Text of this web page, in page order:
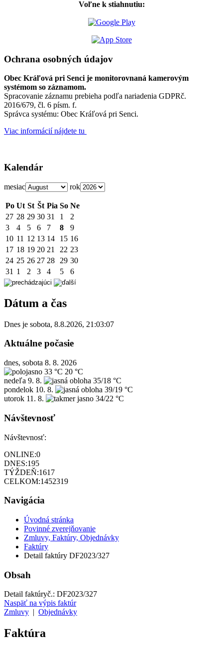
Voľne k stiahnutiu:
Ochrana osobných údajov
Obec Kráľová pri Senci je monitorovnaná kamerovým
systémom so záznamom.
Spracovanie záznamu prebieha podľa nariadenia GDPRč.
2016/679, čl. 6 písm. f.
Správca systému: Obec Kráľová pri Senci.
Viac informácií nájdete tu
Kalendár
mesiac rok
Po Ut St Št Pia So Ne
27 28 29 30 31 1
2
3
4 5 6 7 8
9
10 11 12 13 14 15 16
17 18 19 20 21 22 23
24 25 26 27 28 29 30
31 1 2 3 4 5 6
Dátum a čas
Dnes je sobota, 8.8.2026, 21:03:07
Aktuálne počasie
dnes, sobota 8. 8. 2026
33 °C 20 °C
nedeľa 9. 8.
35/18 °C
pondelok 10. 8.
39/19 °C
utorok 11. 8. 34/22 °C
Návštevnosť
Návštevnosť:
ONLINE:0
DNES:195
TÝŽDEŇ:1617
CELKOM:1452319
Navigácia
Úvodná stránka
Povinné zverejňovanie
Zmluvy, Faktúry, Objednávky
Faktúry
Detail faktúry DF2023/327
Obsah
Detail faktúryč.: DF2023/327
Naspäť na výpis faktúr
Zmluvy
Objednávky
Faktúra